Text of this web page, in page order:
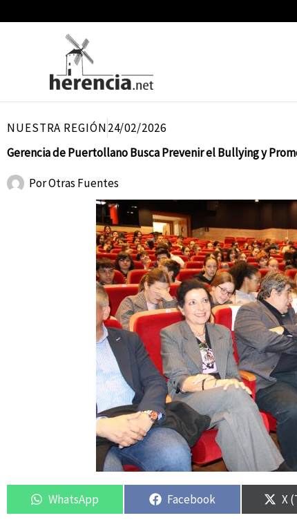
NUESTRA REGIÓN24/02/2026
Gerencia de Puertollano Busca Prevenir el Bullying y
PorOtras Fuentes
Compartir
en
WhatsApp
Compartir
en
Facebook
en
X
Compartir
en
Compartir
en en